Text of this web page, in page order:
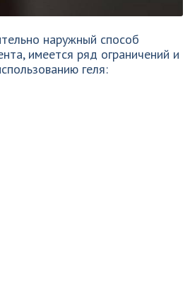
наружный способ
имеется ряд ограничений и
геля: